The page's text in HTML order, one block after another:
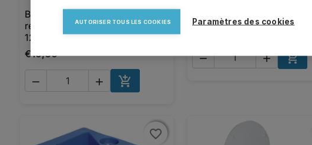
AUTORISER TOUS LES COOKIES Paramètres des cookies
Aperçu rapide
Boitier pour douchette
rectangulaire avec clapet -
12,5x9,7cm
€10,60
  
AJOUTER AU PANIER
 Aperçu rapide
  
favorite_border
favorite_border